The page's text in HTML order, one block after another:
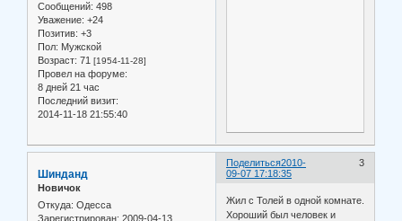
Сообщений: 498
Уважение: +24
Позитив: +3
Пол: Мужской
Возраст: 71 [1954-11-28]
Провел на форуме:
8 дней 21 час
Последний визит:
2014-11-18 21:55:40
Поделиться 3
2010-
09-07 17:18:35
Шинданд
Новичок
Откуда: Одесса
Зарегистрирован: 2009-04-13
Жил с Толей в одной комнате.
Хороший был человек и